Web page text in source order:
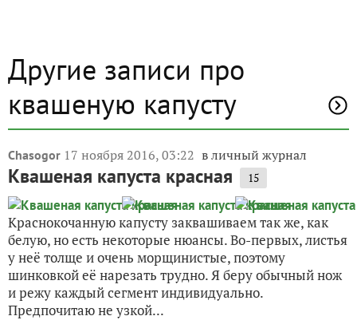
Другие записи про
квашеную капусту
Chasogor 17 ноября 2016, 03:22 в личный журнал
Квашеная капуста красная 15
Краснокочанную капусту заквашиваем так же, как
белую, но есть некоторые нюансы. Во-первых, листья
у неё толще и очень морщинистые, поэтому
шинковкой её нарезать трудно. Я беру обычный нож
и режу каждый сегмент индивидуально.
Предпочитаю не узкой...